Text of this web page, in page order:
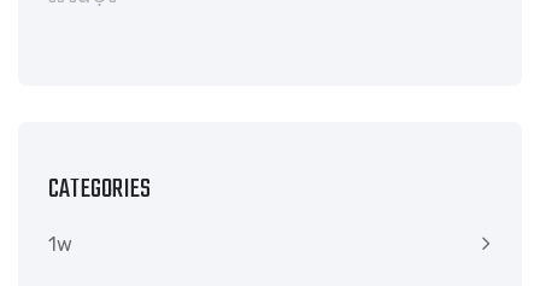
CATEGORIES
1w